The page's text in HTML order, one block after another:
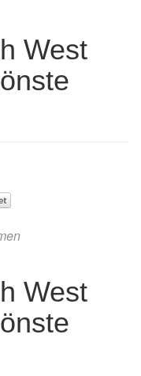
West
West